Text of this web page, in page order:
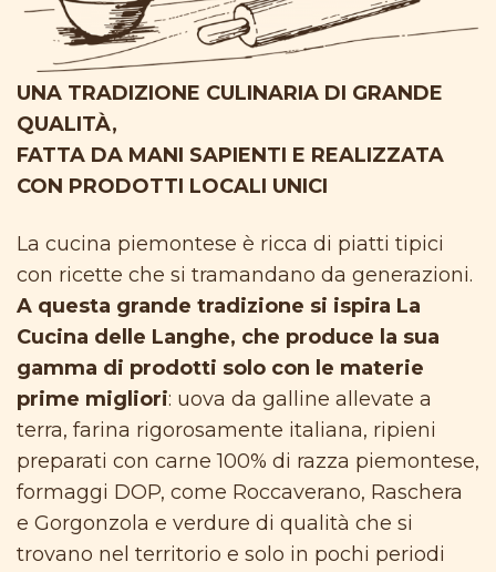
UNA TRADIZIONE CULINARIA DI GRANDE
QUALITÀ,
FATTA DA MANI SAPIENTI E REALIZZATA
CON PRODOTTI LOCALI UNICI
La cucina piemontese è ricca di piatti tipici
con ricette che si tramandano da generazioni.
A questa grande tradizione si ispira La
Cucina delle Langhe, che produce la sua
gamma di prodotti solo con le materie
prime migliori: uova da galline allevate a
terra, farina rigorosamente italiana, ripieni
preparati con carne 100% di razza piemontese,
formaggi DOP, come Roccaverano, Raschera
e Gorgonzola e verdure di qualità che si
trovano nel territorio e solo in pochi periodi